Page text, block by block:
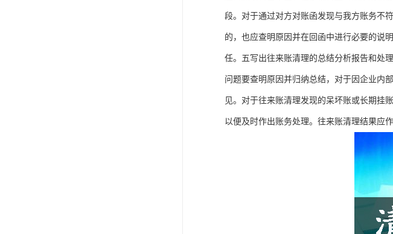
段。对于通过对方对账函发现与我方账务不
的，也应查明原因并在回函中进行必要的说
任。五写出往来账清理的总结分析报告和处
问题要查明原因并归纳总结，对于因企业内
见。对于往来账清理发现的呆坏账或长期挂
以便及时作出账务处理。往来账清理结果应